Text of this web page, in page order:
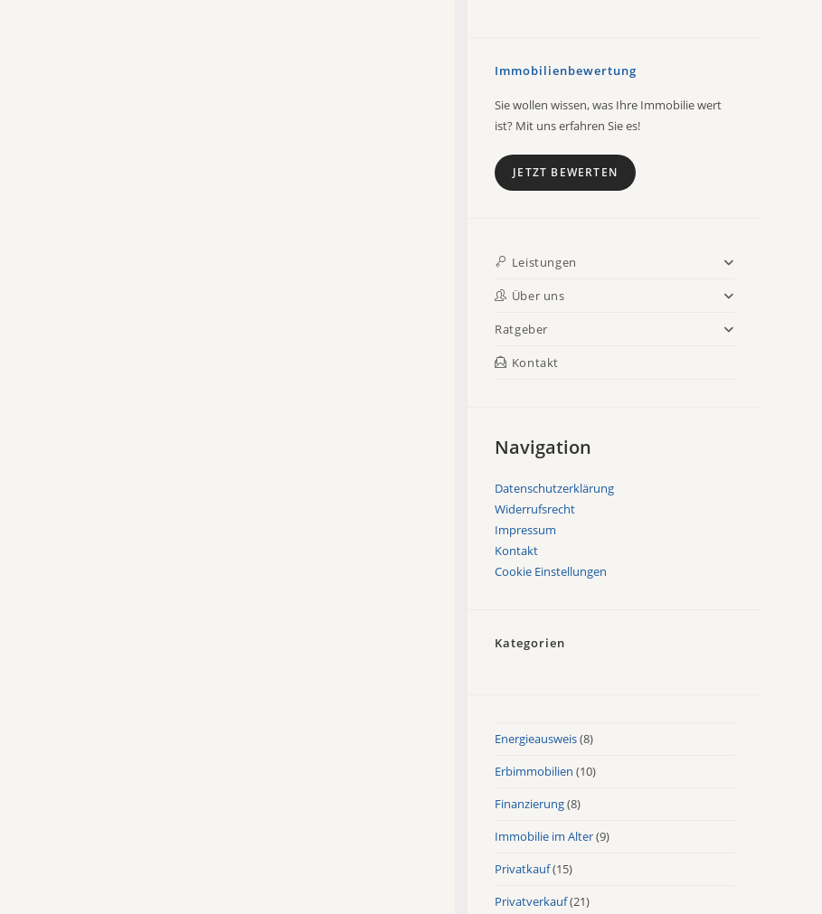
Immobilienbewertung
Sie wollen wissen, was Ihre Immobilie wert
ist? Mit uns erfahren Sie es!
JETZT BEWERTEN
Leistungen
Über uns
Ratgeber
Kontakt
Navigation
Datenschutzerklärung
Widerrufsrecht
Impressum
Kontakt
Cookie Einstellungen
Kategorien
Energieausweis(8)
Erbimmobilien (10)
Finanzierung(8)
Immobilie im Alter(9)
Privatkauf(15)
Privatverkauf(21)